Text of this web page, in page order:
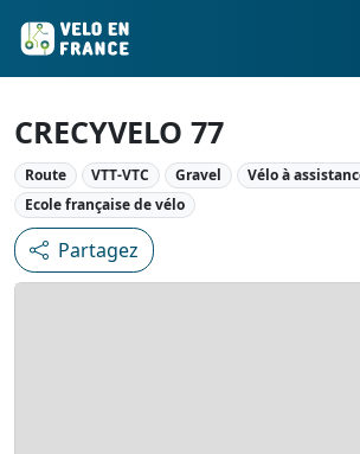
CRECYVELO 77
Route VTT-VTC Gravel
Vélo à
Ecole française de vélo
Partagez